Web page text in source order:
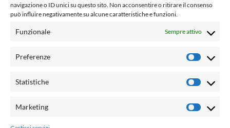
navigazione o ID unici su questo sito. Non acconsentire o ritirare il consenso
può influire negativamente su alcune caratteristiche e funzioni.
Funzionale Sempre attivo
Preferenze
Statistiche
Marketing
Questo blog non rappresenta una testata giornalistica in
quanto viene aggiornato senza alcuna periodicità. Non può
legge n° 62 del 7.03.2001. L'autore non è responsabile per
email: